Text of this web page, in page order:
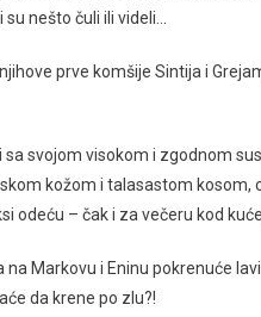
nešto čuli ili videli…
prve komšije Sintija i
sa svojom visokom i zgodnom
kožom i talasastom kosom,
odeću – čak i za večeru kod
Markovu i Eninu pokrenuće
da krene po zlu?!